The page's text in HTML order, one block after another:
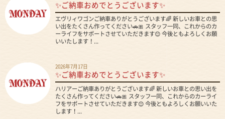
✨ご納車おめでとうございます✨
エヴリィワゴンご納車ありがとうございます🌈 新しいお車との思
い出をたくさん作ってください🚗🎀 スタッフ一同、これからのカ
ーライフをサポートさせていただきます😊 今後ともよろしくお願
いいたします！...
2026年7月17日
✨ご納車おめでとうございます✨
ハリアーご納車ありがとうございます🌈 新しいお車との思い出を
たくさん作ってください🚗🎀 スタッフ一同、これからのカーライ
フをサポートさせていただきます😊 今後ともよろしくお願いいた
します！...